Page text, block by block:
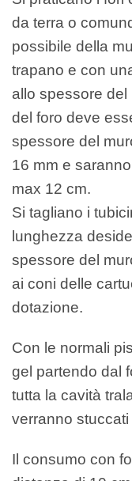
da terra o
possibile della
trapano e con
allo spessore del
del foro deve
spessore del
16 mm e
max 12 cm.
Si tagliano i
lunghezza
spessore del
ai coni delle
dotazione.
Con le normali
gel partendo dal
tutta la cavità
verranno
Il consumo con